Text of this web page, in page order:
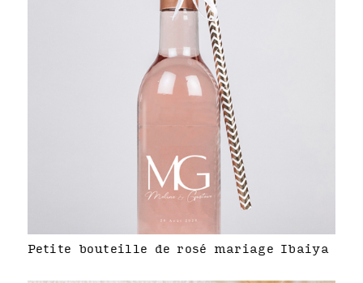
Petite bouteille de rosé mariage Ibaiya